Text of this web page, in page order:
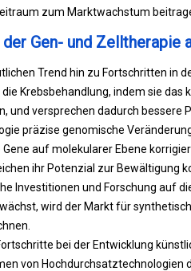
zum Marktwachstum
Gen- und Zelltherapie
Trend hin zu Fortschritten in
Krebsbehandlung, indem sie das
versprechen dadurch bessere
präzise genomische
auf molekularer Ebene
ihr Potenzial zur Bewältigung
Investitionen und Forschung auf
wird der Markt für
bei der Entwicklung
von Hochdurchsatztechnologien